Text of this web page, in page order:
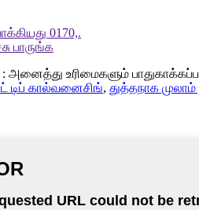
: அனைத்து உரிமைகளும்
டிப் கால்வனைசிங், துத்தநாக முலாம்